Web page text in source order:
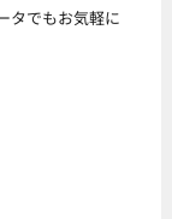
タでもお気軽に